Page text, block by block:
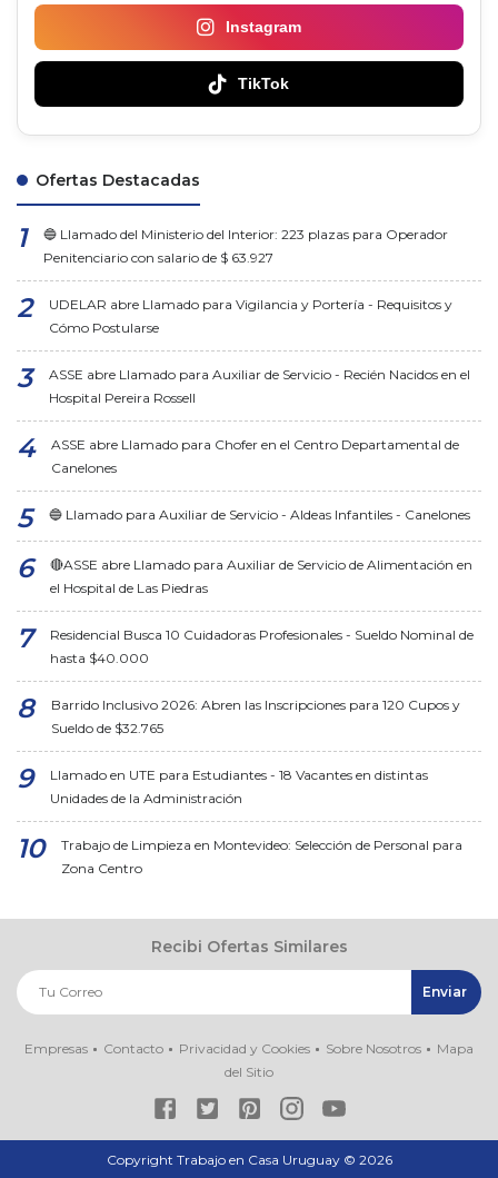
Instagram
TikTok
Ofertas Destacadas
🔵 Llamado del Ministerio del Interior: 223 plazas para Operador
Penitenciario con salario de $ 63.927
UDELAR abre Llamado para Vigilancia y Portería - Requisitos y
Cómo Postularse
ASSE abre Llamado para Auxiliar de Servicio - Recién Nacidos en el
Hospital Pereira Rossell
ASSE abre Llamado para Chofer en el Centro Departamental de
Canelones
🔵 Llamado para Auxiliar de Servicio - Aldeas Infantiles - Canelones
🔴ASSE abre Llamado para Auxiliar de Servicio de Alimentación en
el Hospital de Las Piedras
Residencial Busca 10 Cuidadoras Profesionales - Sueldo Nominal de
hasta $40.000
Barrido Inclusivo 2026: Abren las Inscripciones para 120 Cupos y
Sueldo de $32.765
Llamado en UTE para Estudiantes - 18 Vacantes en distintas
Unidades de la Administración
Trabajo de Limpieza en Montevideo: Selección de Personal para
Zona Centro
Recibi Ofertas Similares
Empresas Contacto Privacidad y Cookies Sobre Nosotros
Mapa
del Sitio
Copyright Trabajo en Casa Uruguay © 2026